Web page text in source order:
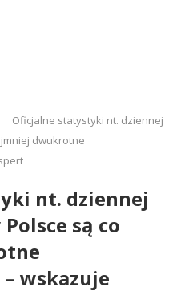
Oficjalne statystyki nt. dziennej
dwukrotne
nt. dziennej
są co
wskazuje